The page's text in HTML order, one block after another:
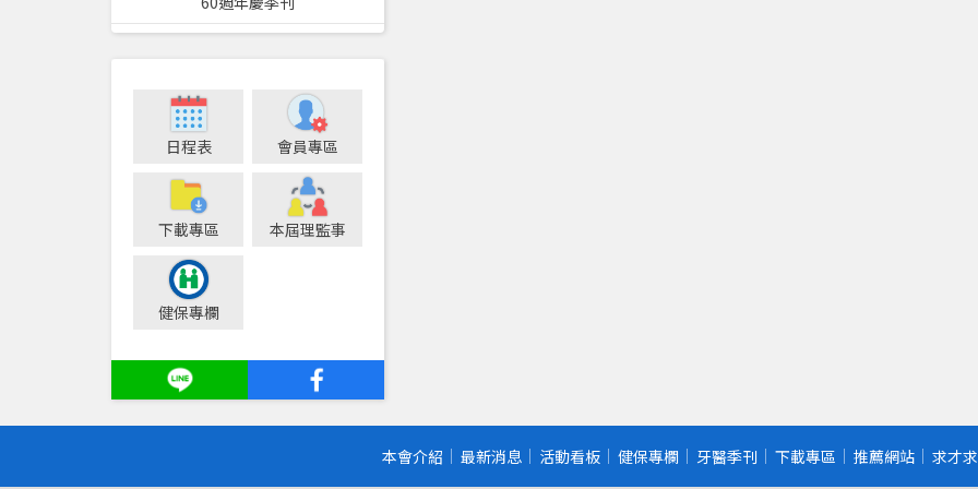
日程表 會員專區
下載專區 本屆理監事
健保專欄
本會介紹 最新消息 活動看板 健保專欄 牙醫季刊 下載專區 推薦網站 求才